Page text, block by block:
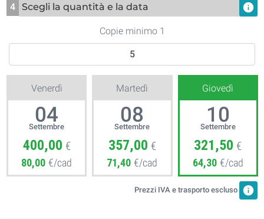
4 Scegli la quantità e la data info
Copie minimo 1
Venerdì
04
Settembre
400,00 €
80,00 €/cad
Martedì
08
Settembre
357,00 €
71,40 €/cad
Giovedì
10
Settembre
321,50 €
64,30 €/cad
Prezzi IVA e trasporto escluso info